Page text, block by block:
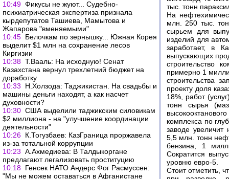
10:49 Фикусы не жуют... Судебно-
психиатрическая экспертиза признала
кырдепутатов Ташиева, Мамытова и
Жапарова "вменяемыми"
10:45 Белочкам по зернышку... Южная Корея
выделит $1 млн на сохранение лесов
Киргизии
10:38 Т.Вааль: На исходную! Сенат
Казахстана вернул трехлетний бюджет на
доработку
10:33
Н.Холзода: Таджикистан. На свадьбы и
машины деньги находят, а как насчет
духовности?
10:30 США выделили таджикским силовикам
$2 миллиона - на "улучшение координации
деятельности"
10:26 К.Тогузбаев: КазГраница проржавела
из-за тотальной коррупции
10:23 А.Ахмедиева: В Талдыкоргане
предлагают легализовать проституцию
10:18 Генсек НАТО Андерс Фог Расмуссен:
"Мы не можем оставаться в Афганистане
тыс. тонн
На
млн. 250 тыс.
сырьем для
изделий для
заработает, в
выпускающих
строительство
примерно 1
строительства
проекту доля
18%, работ
тонн сырья
комплекса по
заводе увеличит
5,5 млн. тонн
бензина, 1
Сократится
уровню евро-5.
Стоит отметить,